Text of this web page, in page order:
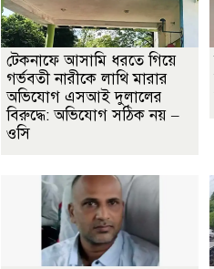
টেকনাফে আসামি ধরতে গিয়ে
গর্ভবতী নারীকে লাথি মারার
অভিযোগ এসআই দুলালের
বিরুদ্ধে: অভিযোগ সঠিক নয় –
ওসি